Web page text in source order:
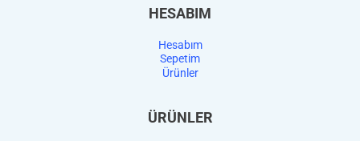
HESABIM
Hesabım
Sepetim
Ürünler
ÜRÜNLER